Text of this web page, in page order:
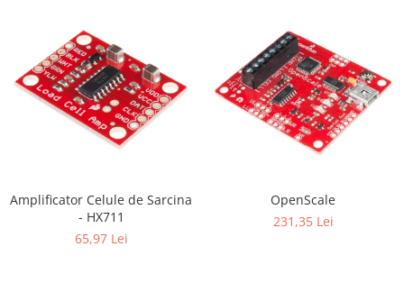
Amplificator Celule de Sarcina
- HX711
65,97 Lei
OpenScale
231,35 Lei